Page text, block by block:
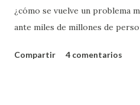
¿cómo se vuelve un problema
ante miles de millones de
los que no entiendan de qué
Compartir 4 comentarios